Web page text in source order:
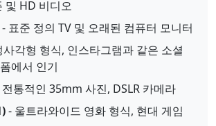
및 HD 비디오
- 표준 정의 TV 및 오래된 컴퓨터 모니터
사각형 형식, 인스타그램과 같은 소셜
에서 인기
전통적인 35mm 사진, DSLR 카메라
- 울트라와이드 영화 형식, 현대 게임